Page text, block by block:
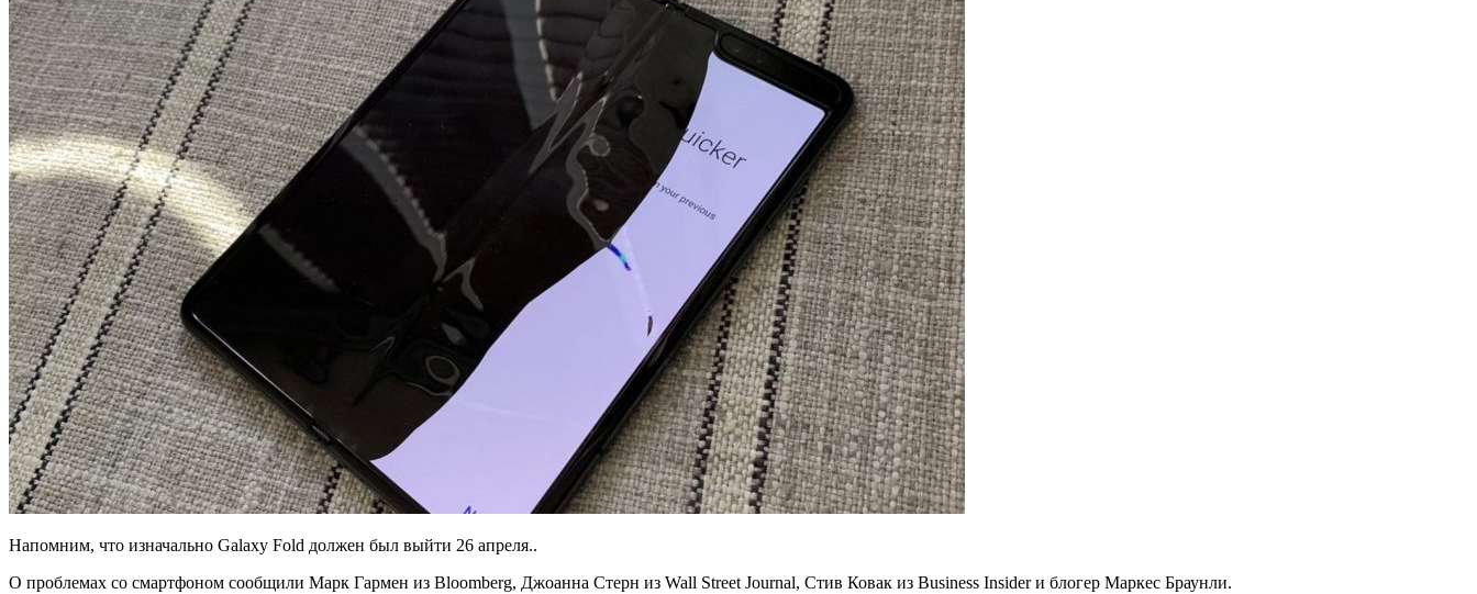
Напомним, что изначально Galaxy Fold должен был выйти 26 апреля..
О проблемах со смартфоном сообщили Марк Гармен из Bloomberg, Джоанна Стерн из Wall Street Journal, Стив Ковак из Business Insider и блогер Маркес Браунли.